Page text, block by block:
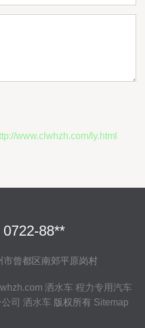
www.clwhzh.com/ly.html
88**
市曾都区南郊平原岗村
洒水车 程力专用汽车
司 洒水车 版权所有 Sitemap